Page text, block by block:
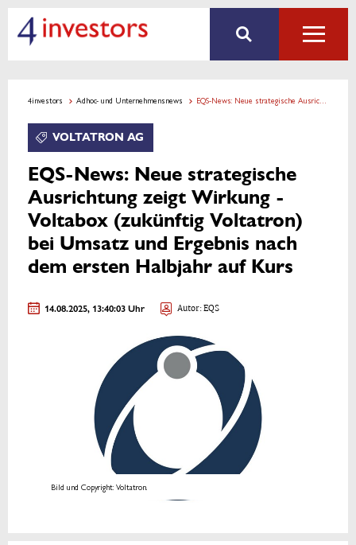
4investors Adhoc- und Unternehmensnews EQS-News: Neue strategische Ausrichtung zeigt Wirkung - Voltabox (zukünftig Voltatron) bei Umsatz und Ergebnis nach dem ersten Halbjahr auf Kurs
VOLTATRON AG
EQS-News: Neue strategische
Ausrichtung zeigt Wirkung -
Voltabox (zukünftig Voltatron)
bei Umsatz und Ergebnis nach
dem ersten Halbjahr auf Kurs
14.08.2025, 13:40:03 Uhr Autor: EQS
Bild und Copyright: Voltatron.